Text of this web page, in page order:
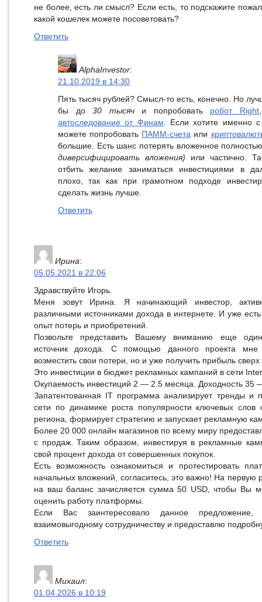
не более, есть ли смысл? Если есть, то подскажите
какой кошелек можете посоветовать?
Ответить
AlphaInvestor:
21.10.2019 в 14:30
Пять тысяч рублей? Смысл-то есть, конечно. Но
бы до30 тысячи попробовать робот Right
автоследование от Финам . Если хотите именно
можете попробовать ПАММ-счета или
большие. Есть шанс потерять вложенное
диверсифицировать вложения) или частично.
отбить желание заниматься инвестициями в
плохо, так как при грамотном подходе
сделать жизнь лучше.
Ответить
Ирина:
05.05.2021 в 22:06
Здравствуйте Игорь.
Меня зовут Ирина. Я начинающий инвестор,
различными источниками дохода в интернете. И уже
опыт потерь и приобретений.
Позвольте представить Вашему вниманию еще
источник дохода. С помощью данного проекта мне
возместить свои потери, но и уже получить прибыль сверх
Это инвестиции в бюджет рекламных кампаний в сети
Окупаемость инвестиций 2 — 2.5 месяца. Доходность 35
Запатентованная IT программа анализирует тренды и
сети по динамике роста популярности ключевых
региона, формирует стратегию и запускает рекламную
Более 20 000 онлайн магазинов по всему миру
с продаж. Таким образом, инвестируя в рекламные
свой процент дохода от совершенных покупок.
Есть возможность ознакомиться и протестировать
начальных вложений, согласитесь, это важно! На
на ваш баланс зачисляется сумма 50 USD, чтобы Вы
оценить работу платформы.
Если Вас заинтересовало данное
взаимовыгодному сотрудничеству и предоставлю
Ответить
Михаил:
01.04.2026 в 10:19